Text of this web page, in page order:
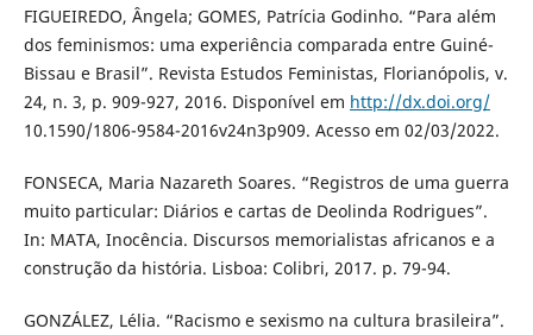
FIGUEIREDO, Ângela; GOMES, Patrícia Godinho. “Para além
dos feminismos: uma experiência comparada entre Guiné-
Bissau e Brasil”. Revista Estudos Feministas, Florianópolis, v.
24, n. 3, p. 909-927, 2016. Disponível em http://dx.doi.org/
10.1590/1806-9584-2016v24n3p909. Acesso em 02/03/2022.
FONSECA, Maria Nazareth Soares. “Registros de uma guerra
muito particular: Diários e cartas de Deolinda Rodrigues”.
In: MATA, Inocência. Discursos memorialistas africanos e a
construção da história. Lisboa: Colibri, 2017. p. 79-94.
GONZÁLEZ, Lélia. “Racismo e sexismo na cultura brasileira”.